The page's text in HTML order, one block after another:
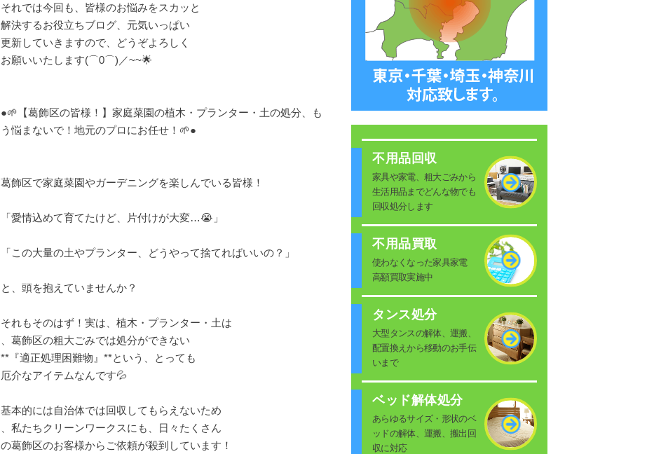
それでは今回も、皆様のお悩みをスカッと
解決するお役立ちブログ、元気いっぱい
更新していきますので、どうぞよろしく
お願いいたします(⌒0⌒)／~~🌟
●🌱【葛飾区の皆様！】家庭菜園の植木・プランター・土の処分、も
う悩まないで！地元のプロにお任せ！🌱●
葛飾区で家庭菜園やガーデニングを楽しんでいる皆様！
「愛情込めて育てたけど、片付けが大変…😭」
「この大量の土やプランター、どうやって捨てればいいの？」
と、頭を抱えていませんか？
それもそのはず！実は、植木・プランター・土は
、葛飾区の粗大ごみでは処分ができない
**『適正処理困難物』**という、とっても
厄介なアイテムなんです💦
基本的には自治体では回収してもらえないため
、私たちクリーンワークスにも、日々たくさん
の葛飾区のお客様からご依頼が殺到しています！
不用品回収
家具や家電、粗大ごみから
生活用品までどんな物でも
回収処分します
不用品買取
使わなくなった家具家電
高額買取実施中
タンス処分
大型タンスの解体、運搬、
配置換えから移動のお手伝
いまで
ベッド解体処分
あらゆるサイズ・形状のベ
ッドの解体、運搬、搬出回
収に対応